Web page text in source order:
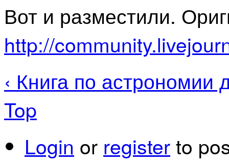
Вот и разместили.
http://
‹ Книга по астрономии
Top
Login or registerto